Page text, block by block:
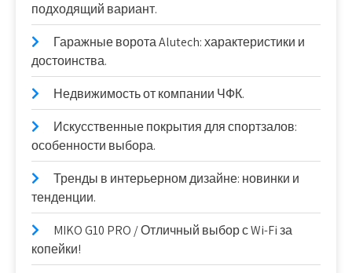
подходящий вариант.
Гаражные ворота Alutech: характеристики и
достоинства.
Недвижимость от компании ЧФК.
Искусственные покрытия для спортзалов:
особенности выбора.
Тренды в интерьерном дизайне: новинки и
тенденции.
MIKO G10 PRO / Отличный выбор с Wi-Fi за
копейки!